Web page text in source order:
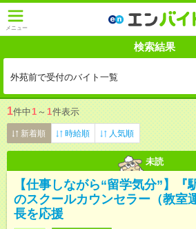
メニュー
検索結果
外苑前で受付のバイト一覧
1件中1 ～ 1件表示
新着順 時給順 人気順
未読
【仕事しながら“留学気分”】『
のスクールカウンセラー（教室
長を応援